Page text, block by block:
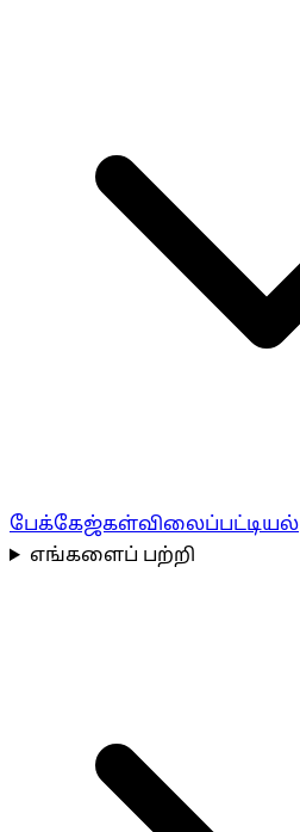
பேக்கேஜ்கள்விலைப்பட்டியல்
எங்களைப் பற்றி